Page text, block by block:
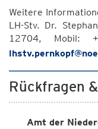
Weitere
LH-Stv. Dr.
12704, Mobil:
Rückfragen
Amt der